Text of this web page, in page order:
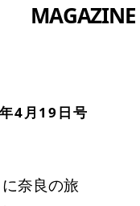
MAGAZINE
4月19日号
奈良の旅